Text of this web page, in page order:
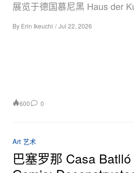
展览于德国慕尼黑 Haus der
By Erin Ikeuchi / Jul 22, 2026
600 0
Art 艺术
巴塞罗那 Casa